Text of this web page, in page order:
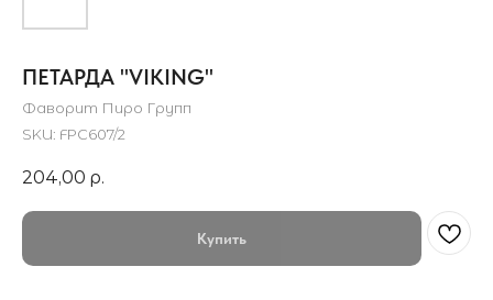
ПЕТАРДА "VIKING"
Фаворит Пиро Групп
SKU: FPC607/2
204,00 р.
Купить